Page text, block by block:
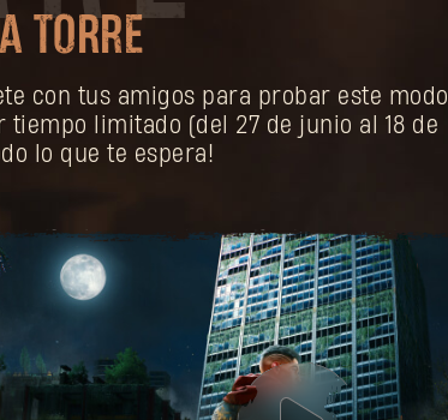
TORRE
con tus amigos para probar este modo
limitado (del 27 de junio al 18 de
lo que te espera!